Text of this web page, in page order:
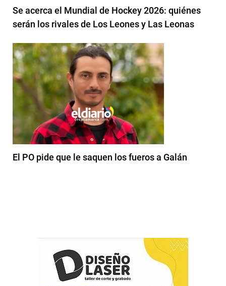
Se acerca el Mundial de Hockey 2026: quiénes
serán los rivales de Los Leones y Las Leonas
El PO pide que le saquen los fueros a Galán